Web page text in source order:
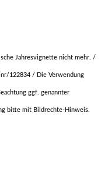
Jahresvignette nicht mehr. /
122834 / Die Verwendung
ggf. genannter
bitte mit Bildrechte-Hinweis.